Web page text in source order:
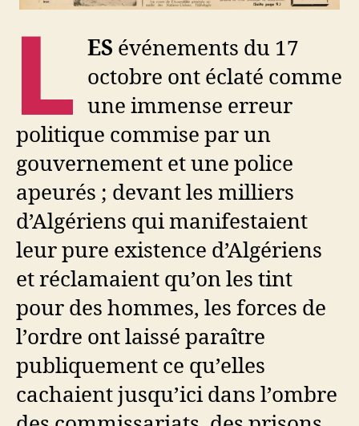
L ES événements du 17
octobre ont éclaté comme
une immense erreur
politique commise par un
gouvernement et une police
apeurés ; devant les milliers
d’Algériens qui manifestaient
leur pure existence d’Algériens
et réclamaient qu’on les tint
pour des hommes, les forces de
l’ordre ont laissé paraître
publiquement ce qu’elles
cachaient jusqu’ici dans l’ombre